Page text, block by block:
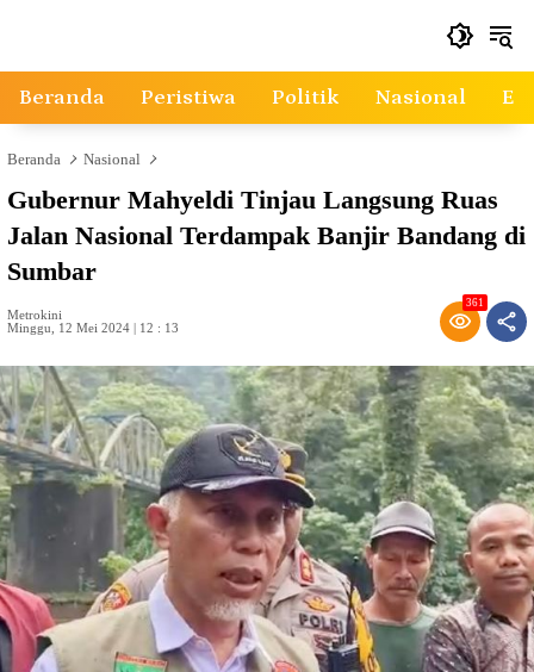
Beranda Peristiwa Politik Nasional
Beranda Nasional
Gubernur Mahyeldi Tinjau Langsung Ruas
Jalan Nasional Terdampak Banjir Bandang di
Sumbar
Metrokini
Minggu, 12 Mei 2024 | 12 : 13
361